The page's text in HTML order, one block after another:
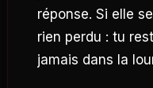
réponse. Si elle
rien perdu : tu
jamais dans la